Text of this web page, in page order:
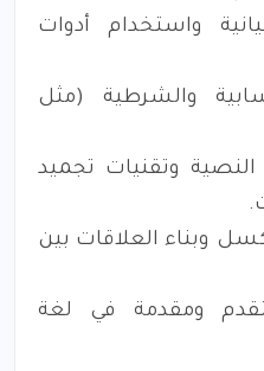
واستخدام أدوات
والشرطية (مثل
النصية وتقنيات تجميد
وبناء العلاقات بين
ومقدمة في لغة